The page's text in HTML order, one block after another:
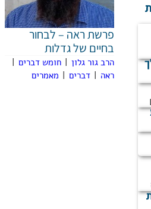
פרשת ראה – לבחור
בחיים של גדלות
הרב גור גלון | חומש דברים |
ראה | דברים | מאמרים